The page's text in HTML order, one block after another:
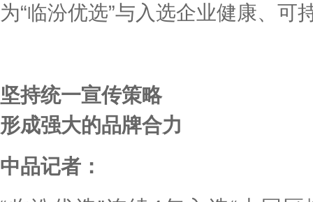
为“临汾优选”与入选企业健康、可
坚持统一宣传策略
形成强大的品牌合力
中品记者：